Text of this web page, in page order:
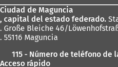
pies
Ciudad de Maguncia
, capital del estado federado.
. Große Bleiche 46/
. 55116 Maguncia
115 - Número de teléfono de
Acceso rápido